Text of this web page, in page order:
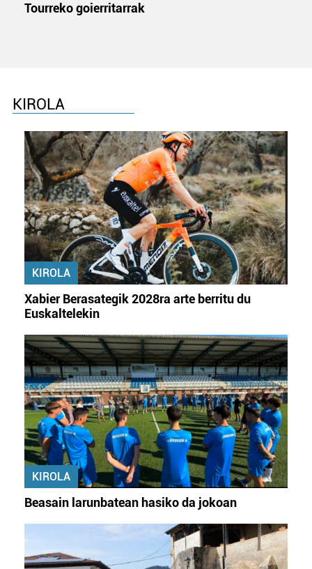
Tourreko goierritarrak
KIROLA
KIROLA
Xabier Berasategik 2028ra arte berritu du
Euskaltelekin
KIROLA
Beasain larunbatean hasiko da jokoan